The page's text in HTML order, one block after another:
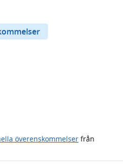
överenskommelser från